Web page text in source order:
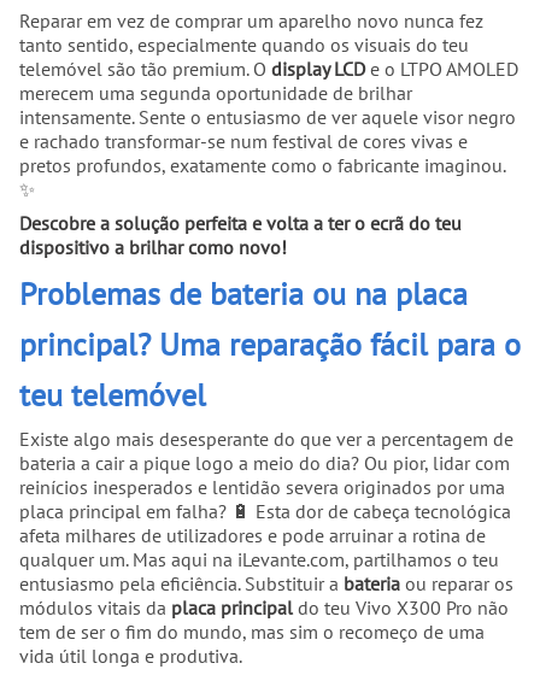
Reparar em vez de comprar um aparelho novo nunca fez
tanto sentido, especialmente quando os visuais do teu
telemóvel são tão premium. O display LCDe o LTPO AMOLED
merecem uma segunda oportunidade de brilhar
intensamente. Sente o entusiasmo de ver aquele visor negro
e rachado transformar-se num festival de cores vivas e
pretos profundos, exatamente como o fabricante imaginou.
✨
Descobre a solução perfeita e volta a ter o ecrã do teu
dispositivo a brilhar como novo!
Problemas de bateria ou na placa
principal? Uma reparação fácil para o
teu telemóvel
Existe algo mais desesperante do que ver a percentagem de
bateria a cair a pique logo a meio do dia? Ou pior, lidar com
reinícios inesperados e lentidão severa originados por uma
placa principal em falha? 🔋 Esta dor de cabeça tecnológica
afeta milhares de utilizadores e pode arruinar a rotina de
qualquer um. Mas aqui na iLevante.com, partilhamos o teu
entusiasmo pela eficiência. Substituir a bateria ou reparar os
módulos vitais da placa principal do teu Vivo X300 Pro não
tem de ser o fim do mundo, mas sim o recomeço de uma
vida útil longa e produtiva.